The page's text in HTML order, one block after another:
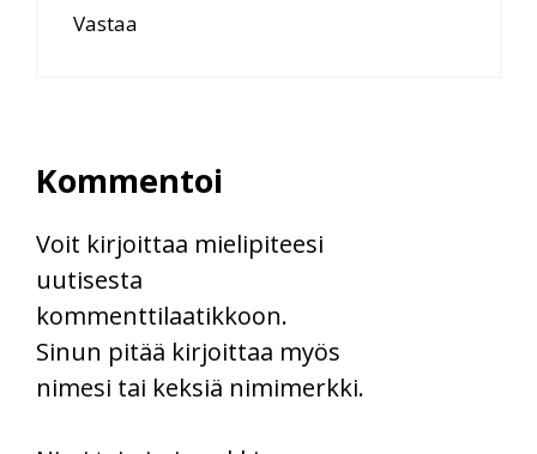
Vastaa
Kommentoi
Voit kirjoittaa mielipiteesi
uutisesta
kommenttilaatikkoon.
Sinun pitää kirjoittaa myös
nimesi tai keksiä nimimerkki.